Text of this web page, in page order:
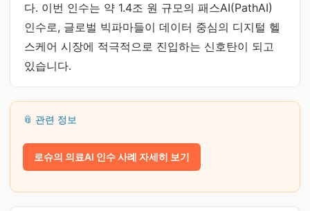
다. 이번 인수는 약 1.4조 원 규모의 패스AI(PathAI)
인수로, 글로벌 빅파마들이 데이터 중심의 디지털 헬
스케어 시장에 적극적으로 진입하는 신호탄이 되고
있습니다.
📎 관련 정보
로슈의 의료AI 인수 사례 자세히 보기